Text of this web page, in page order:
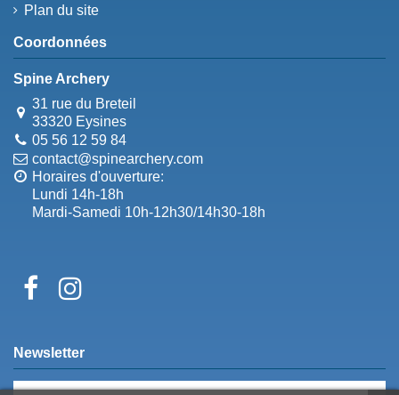
Plan du site
Coordonnées
Spine Archery
31 rue du Breteil
33320 Eysines
05 56 12 59 84
contact@spinearchery.com
Horaires d'ouverture:
Lundi 14h-18h
Mardi-Samedi 10h-12h30/14h30-18h
Newsletter